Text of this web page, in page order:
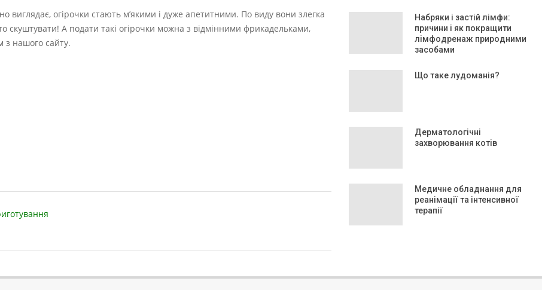
виглядає, огірочки стають м’якими і дуже апетитними. По виду вони злегка
скуштувати! А подати такі огірочки можна з відмінними фрикадельками,
з нашого сайту.
Набряки і застій лімфи:
причини і як покращити
лімфодренаж природними
засобами
Що таке лудоманія?
Дерматологічні
захворювання котів
Медичне обладнання для
реанімації та інтенсивної
терапії